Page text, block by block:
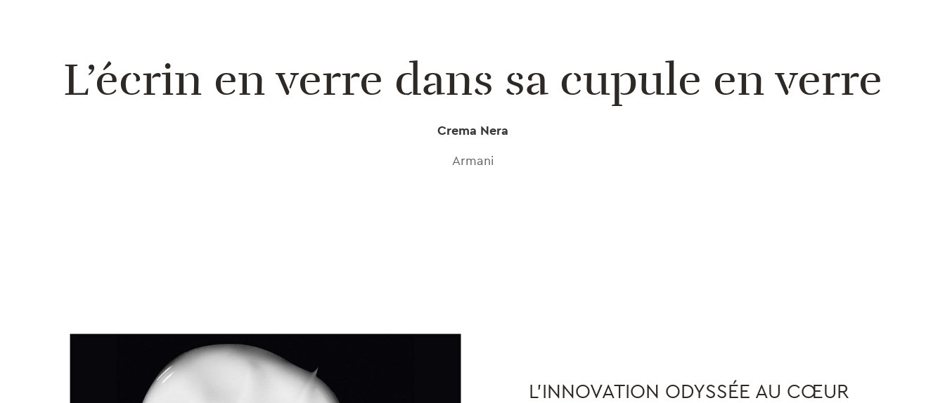
L’écrin en verre dans sa cupule en verre
Crema Nera
Armani
L’INNOVATION ODYSSÉE AU CŒUR